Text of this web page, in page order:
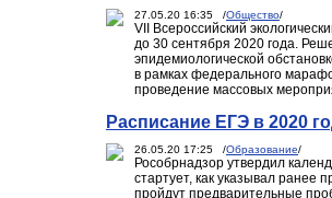
27.05.20 16:35 /Общество/
VII Всероссийский
до 30 сентября 2020 года.
эпидемиологической
в рамках федерального
проведение массовых
Расписание ЕГЭ в 2020
26.05.20 17:25 /Образование/
Рособрнадзор утвердил
стартует, как указывал
пройдут предварительные